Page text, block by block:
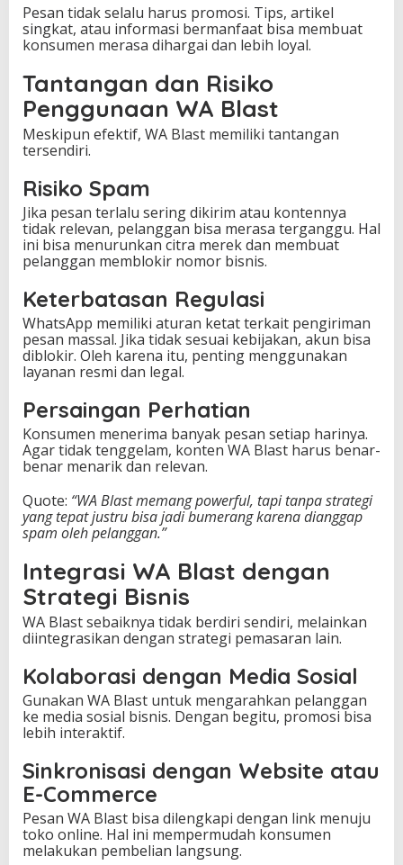
Pesan tidak selalu harus promosi. Tips, artikel
singkat, atau informasi bermanfaat bisa membuat
konsumen merasa dihargai dan lebih loyal.
Tantangan dan Risiko
Penggunaan WA Blast
Meskipun efektif, WA Blast memiliki tantangan
tersendiri.
Risiko Spam
Jika pesan terlalu sering dikirim atau kontennya
tidak relevan, pelanggan bisa merasa terganggu. Hal
ini bisa menurunkan citra merek dan membuat
pelanggan memblokir nomor bisnis.
Keterbatasan Regulasi
WhatsApp memiliki aturan ketat terkait pengiriman
pesan massal. Jika tidak sesuai kebijakan, akun bisa
diblokir. Oleh karena itu, penting menggunakan
layanan resmi dan legal.
Persaingan Perhatian
Konsumen menerima banyak pesan setiap harinya.
Agar tidak tenggelam, konten WA Blast harus benar-
benar menarik dan relevan.
Quote: “WA Blast memang powerful, tapi tanpa strategi
yang tepat justru bisa jadi bumerang karena dianggap
spam oleh pelanggan.”
Integrasi WA Blast dengan
Strategi Bisnis
WA Blast sebaiknya tidak berdiri sendiri, melainkan
diintegrasikan dengan strategi pemasaran lain.
Kolaborasi dengan Media Sosial
Gunakan WA Blast untuk mengarahkan pelanggan
ke media sosial bisnis. Dengan begitu, promosi bisa
lebih interaktif.
Sinkronisasi dengan Website atau
E-Commerce
Pesan WA Blast bisa dilengkapi dengan link menuju
toko online. Hal ini mempermudah konsumen
melakukan pembelian langsung.